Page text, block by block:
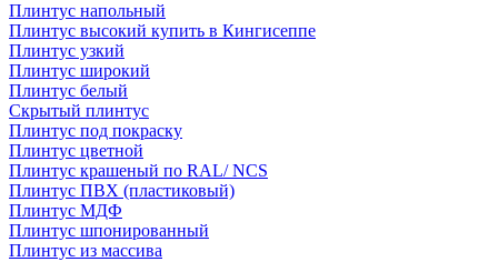
Плинтус напольный
Плинтус высокий купить в Кингисеппе
Плинтус узкий
Плинтус широкий
Плинтус белый
Скрытый плинтус
Плинтус под покраску
Плинтус цветной
Плинтус крашеный по RAL/ NCS
Плинтус ПВХ (пластиковый)
Плинтус МДФ
Плинтус шпонированный
Плинтус из массива